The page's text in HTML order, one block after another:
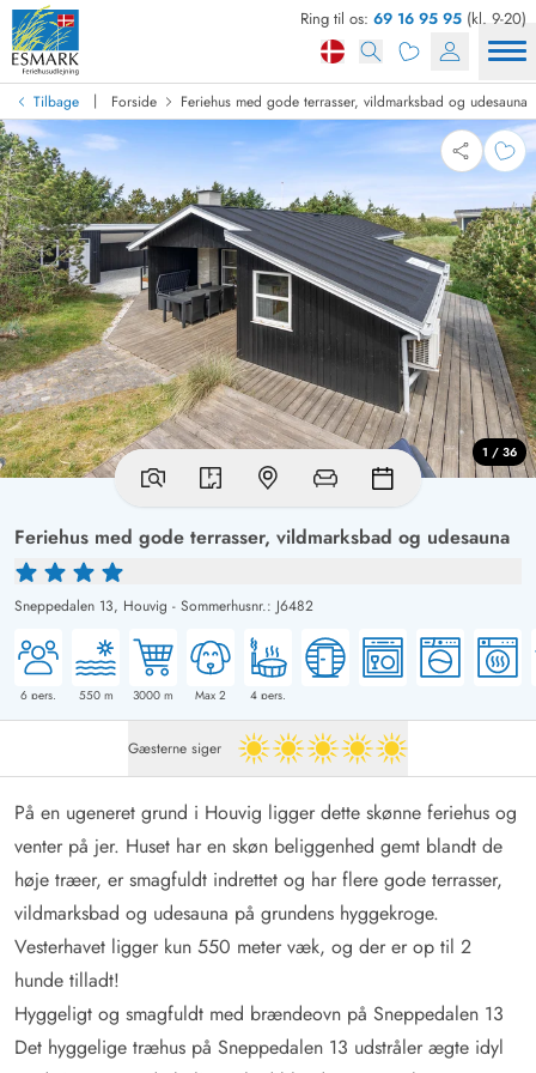
Ring til os: 69 16 95 95 (kl. 9-20)
Tilbage | Forside Feriehus med gode terrasser, vildmarksbad og udesauna
Feriehus med gode terrasser, vildmarksbad og udesauna
Sneppedalen 13, Houvig - Sommerhusnr.: J6482
6 pers. 550m 3000 m Max 2 4 pers.
1 / 36
Gæsterne siger 5 ud af 5
På en ugeneret grund i Houvig ligger dette skønne feriehus og
venter på jer. Huset har en skøn beliggenhed gemt blandt de
høje træer, er smagfuldt indrettet og har flere gode terrasser,
vildmarksbad og udesauna på grundens hyggekroge.
Vesterhavet ligger kun 550 meter væk, og der er op til 2
hunde tilladt!
Hyggeligt og smagfuldt med brændeovn på Sneppedalen 13
Det hyggelige træhus på Sneppedalen 13 udstråler ægte idyl